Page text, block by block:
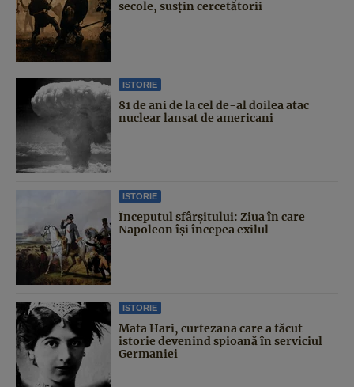
secole, susțin cercetătorii
ISTORIE
81 de ani de la cel de-al doilea atac
nuclear lansat de americani
ISTORIE
Începutul sfârşitului: Ziua în care
Napoleon îşi începea exilul
ISTORIE
Mata Hari, curtezana care a făcut
istorie devenind spioană în serviciul
Germaniei